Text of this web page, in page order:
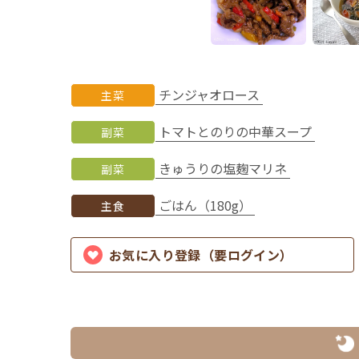
主菜 チンジャオロース
副菜 トマトとのりの中華スープ
副菜 きゅうりの塩麹マリネ
主食 ごはん（180g）
お気に入り登録（要ログイン）